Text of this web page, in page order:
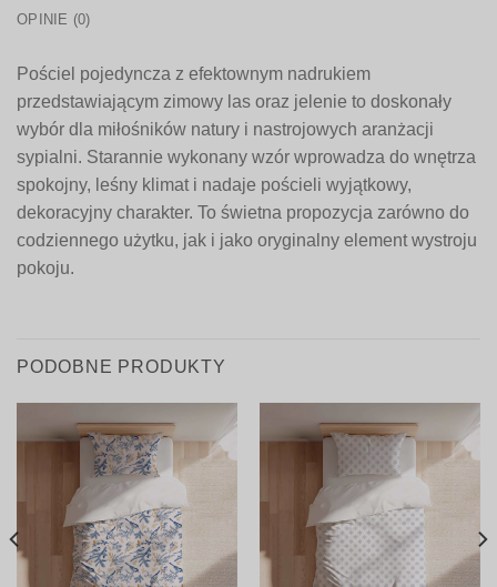
OPINIE (0)
Pościel pojedyncza z efektownym nadrukiem
przedstawiającym zimowy las oraz jelenie to doskonały
wybór dla miłośników natury i nastrojowych aranżacji
sypialni. Starannie wykonany wzór wprowadza do wnętrza
spokojny, leśny klimat i nadaje pościeli wyjątkowy,
dekoracyjny charakter. To świetna propozycja zarówno do
codziennego użytku, jak i jako oryginalny element wystroju
pokoju.
PODOBNE PRODUKTY